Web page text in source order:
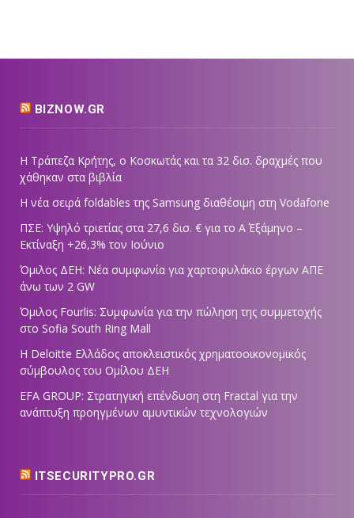
BIZNOW.GR
Η Τράπεζα Κρήτης, ο Κοσκωτάς και τα 32 δισ. δραχμές που
χάθηκαν στα βιβλία
Η νέα σειρά foldables της Samsung διαθέσιμη στη Vodafone
ΠΣΕ: Υψηλό τριετίας στα 27,6 δισ. € για το Α΄ Εξάμηνο –
Εκτίναξη +26,3% τον Ιούνιο
Όμιλος ΔΕΗ: Νέα συμφωνία για χαρτοφυλάκιο έργων ΑΠΕ
άνω των 2 GW
Όμιλος Fourlis: Συμφωνία για την πώληση της συμμετοχής
στο Sofia South Ring Mall
Η Deloitte Ελλάδος αποκλειστικός χρηματοοικονομικός
σύμβουλος του Ομίλου ΔΕΗ
EFA GROUP: Στρατηγική επένδυση στη Fractal για την
ανάπτυξη προηγμένων αμυντικών τεχνολογιών
ITSECURITYPRO.GR